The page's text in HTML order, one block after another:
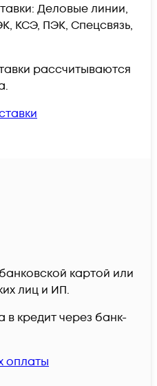
Деловые линии,
КСЭ, ПЭК, Спецсвязь,
рассчитываются
картой или
лиц и ИП.
в кредит через банк-
оплаты